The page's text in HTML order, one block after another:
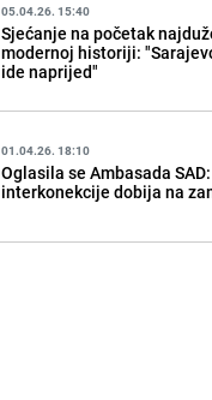
05.04.26. 15:40
Sjećanje na početak
modernoj historiji:
ide naprijed"
01.04.26. 18:10
Oglasila se Ambasada
interkonekcije dobija na